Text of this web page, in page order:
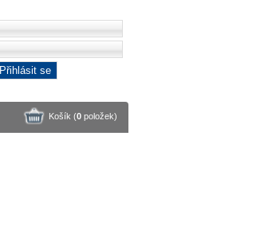
Košík (0 položek)
Přihlásit se